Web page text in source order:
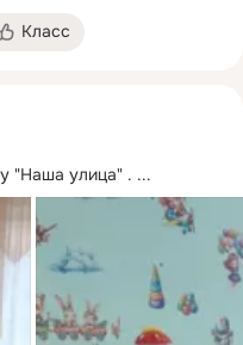
Класс
"Наша улица" . ...